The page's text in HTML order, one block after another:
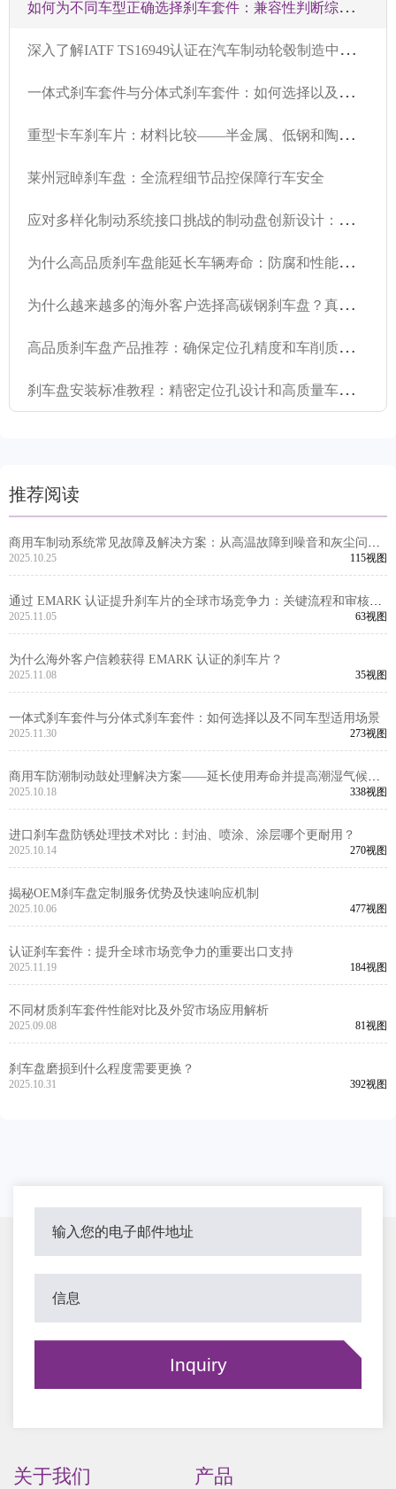
如
何为不同车型正确选择刹车套件：兼容性判断综合指南
深
入了解IATF TS16949认证在汽车制动轮毂制造中的应用及价值
一
体式刹车套件与分体式刹车套件：如何选择以及不同车型适用场景
重
型卡车刹车片：材料比较——半金属、低钢和陶瓷性能分析
莱州冠晫刹车盘：全流程细节品控保障行车安全
应
对多样化制动系统接口挑战的制动盘创新设计：实现99%以上全球车型兼容性的工程逻辑
为
什么高品质刹车盘能延长车辆寿命：防腐和性能优势技术指南
为
什么越来越多的海外客户选择高碳钢刹车盘？真实案例洞察
高
品质刹车盘产品推荐：确保定位孔精度和车削质量，以增强出口市场竞争力
刹
车盘安装标准教程：精密定位孔设计和高质量车削工艺
推荐阅读
商用车制动系统常见故障及解决方案：从高温故障到噪音和灰尘问题
的完整指南
2025.10.25 115视图
通过 EMARK 认证提升刹车片的全球市场竞争力：关键流程和审核洞
察
2025.11.05 63视图
为什么海外客户信赖获得 EMARK 认证的刹车片？
2025.11.08 35视图
一体式刹车套件与分体式刹车套件：如何选择以及不同车型适用场景
2025.11.30 273视图
商用车防潮制动鼓处理解决方案——延长使用寿命并提高潮湿气候下
的安全性
2025.10.18 338视图
进口刹车盘防锈处理技术对比：封油、喷涂、涂层哪个更耐用？
2025.10.14 270视图
揭秘OEM刹车盘定制服务优势及快速响应机制
2025.10.06 477视图
认证刹车套件：提升全球市场竞争力的重要出口支持
2025.11.19 184视图
不同材质刹车套件性能对比及外贸市场应用解析
2025.09.08 81视图
刹车盘磨损到什么程度需要更换？
2025.10.31 392视图
关于我们 产品